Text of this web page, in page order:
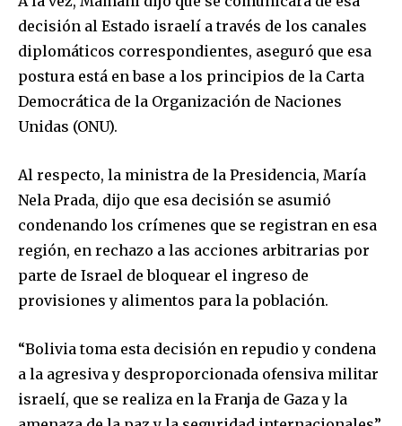
Join our community of
SUBSCRIBERS and be part of the
conversation.
your privacy and won't spam your inbox. Your information is
safe with us.
decisión al Estado israelí a través de los canales
diplomáticos correspondientes, aseguró que esa
postura está en base a los principios de la Carta
Democrática de la Organización de Naciones
Unidas (ONU).
Al respecto, la ministra de la Presidencia, María
Nela Prada, dijo que esa decisión se asumió
condenando los crímenes que se registran en esa
región, en rechazo a las acciones arbitrarias por
parte de Israel de bloquear el ingreso de
provisiones y alimentos para la población.
“Bolivia toma esta decisión en repudio y condena
a la agresiva y desproporcionada ofensiva militar
israelí, que se realiza en la Franja de Gaza y la